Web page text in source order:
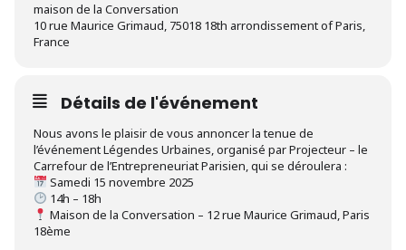
maison de la Conversation
10 rue Maurice Grimaud, 75018 18th arrondissement of Paris,
France
Détails de l'événement
Nous avons le plaisir de vous annoncer la tenue de
l’événement Légendes Urbaines, organisé par Projecteur – le
Carrefour de l’Entrepreneuriat Parisien, qui se déroulera :
Samedi 15 novembre 2025
14h – 18h
Maison de la Conversation – 12 rue Maurice Grimaud, Paris
18ème